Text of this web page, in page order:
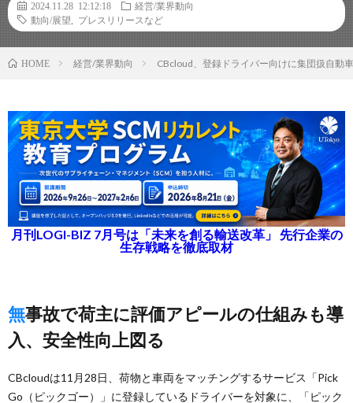
2024.11.28 12:12:18
経営/業界動向
動向/展望
プレスリリースなど
HOME 経営/業界動向 CBcloud、登録ドライバー向けに集団扱自動
月刊LOGI-BIZ 7月号は「未来を創る輸送改革」 先行企業の
生存戦略を徹底取材
無事故で荷主に評価アピールの仕組みも導
入、安全性向上図る
CBcloudは11月28日、荷物と車両をマッチングするサービス「Pick
Go（ピックゴー）」に登録しているドライバーを対象に、「ピック